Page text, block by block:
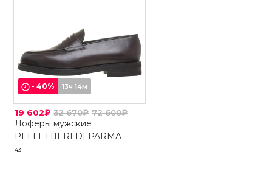
-40% 13ч 14м
19 602₽ 32 670₽ 72 600₽
Лоферы мужские
PELLETTIERI DI PARMA
43